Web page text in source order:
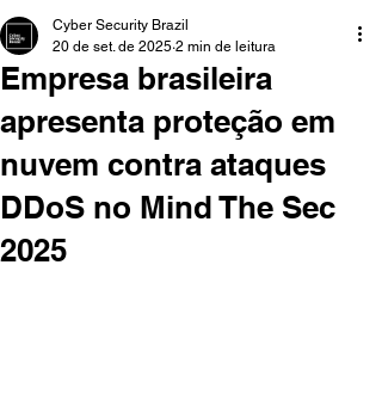
Empresa brasileira
apresenta proteção em
nuvem contra ataques
DDoS no Mind The Sec
2025
Cyber Security Brazil
20 de set. de 2025 2 min de leitura